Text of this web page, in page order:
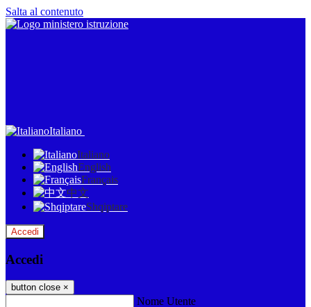
Salta al contenuto
Italiano
Italiano
English
Français
中文
Shqiptare
Accedi
Accedi
button close ×
Nome Utente